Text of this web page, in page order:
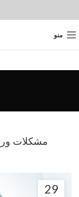
منو
مشکلات
29